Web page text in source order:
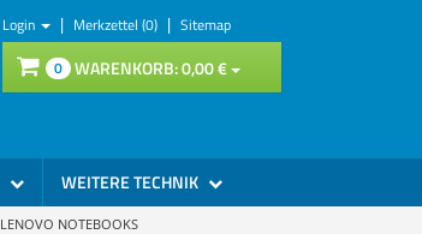
Login | Merkzettel (0) | Sitemap
0 WARENKORB:0,00€
WEITERE TECHNIK
LENOVO NOTEBOOKS